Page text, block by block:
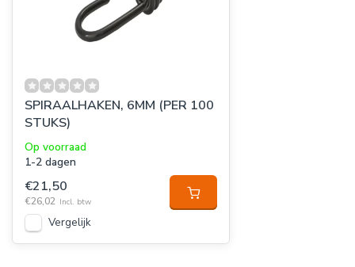
SPIRAALHAKEN, 6MM (PER 100
STUKS)
Op voorraad
1-2 dagen
€21,50
€26,02 Incl. btw
Vergelijk